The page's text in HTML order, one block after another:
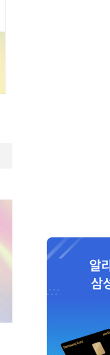
정지아 장편소설 <
알림 + 적립금 1천원